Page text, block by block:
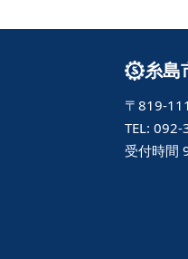
糸島
〒819-
TEL:
受付時間